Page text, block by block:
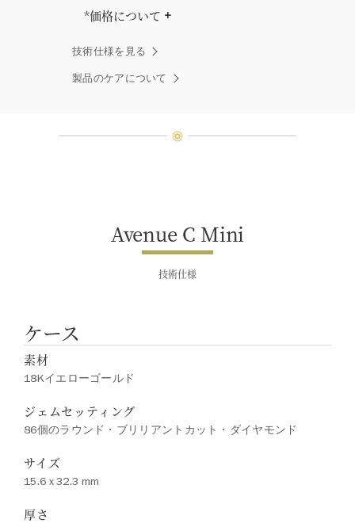
*価格について
ありません」創始者ハリー・ウィン
ストンはそう語りました。ハリー・
ウィンストンによって厳選された最
の個性を有する天然の素材であるた
技術仕様を見る
製品のケアについて
Avenue C Mini
技術仕様
ケース
素材
18Kイエローゴールド
ジェムセッティング
86個のラウンド・ブリリアントカット・ダイヤモンド
サイズ
15.6 x 32.3 mm
厚さ